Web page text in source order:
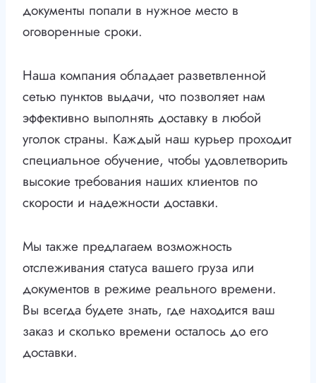
документы попали в нужное место в
оговоренные сроки.
Наша компания обладает разветвленной
сетью пунктов выдачи, что позволяет нам
эффективно выполнять доставку в любой
уголок страны. Каждый наш курьер проходит
специальное обучение, чтобы удовлетворить
высокие требования наших клиентов по
скорости и надежности доставки.
Мы также предлагаем возможность
отслеживания статуса вашего груза или
документов в режиме реального времени.
Вы всегда будете знать, где находится ваш
заказ и сколько времени осталось до его
доставки.